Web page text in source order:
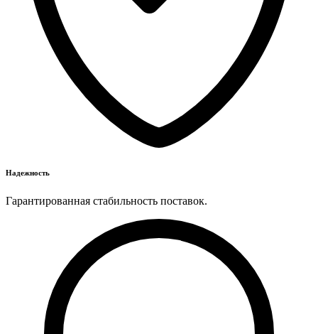
Надежность
Гарантированная стабильность поставок.